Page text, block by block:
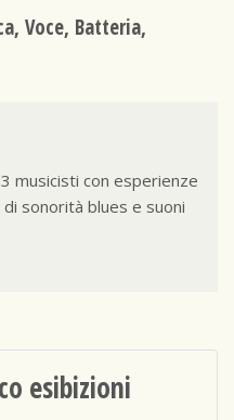
Voce, Batteria,
musicisti con esperienze
sonorità blues e suoni
esibizioni